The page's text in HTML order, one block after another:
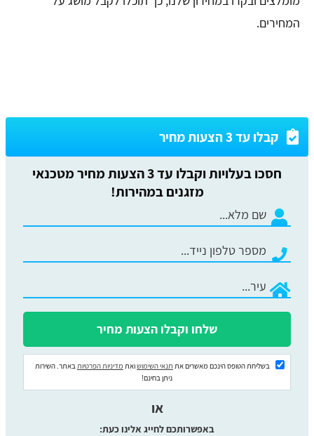
המחירים.
קבלו עד 3 הצעות מחיר
חסכו בעלויות וקבלו עד 3 הצעות מחיר מטכנאי
מזגנים במהירות!
בשליחת הטופס הינכם מאשרים את תנאי השימושואת מדיניות הפרטיותבאתר. השירות
ניתן בחינם!
או
באפשרותכם לחייג אלינו כעת: